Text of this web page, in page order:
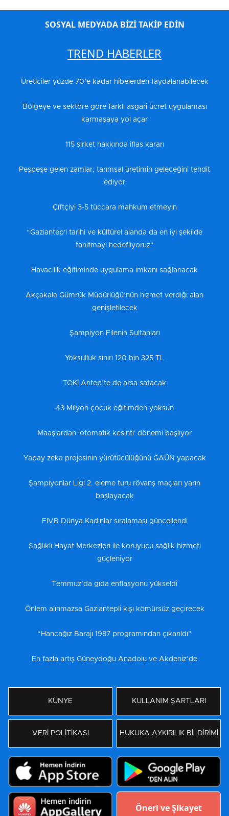
SOSYAL MEDYADA BİZİ TAKİP EDİN
TREND HABERLER
Üreticiler yüzde 70’e kadar hibelerden faydalanabilecek
Bölgeye ve sektöre göre farklı asgari ücret uygulaması
karmaşaya yol açar
115 şirket hakkında iflas kararı
Peşpeşe gelen zamlar, tarımsal üretimin geleceğini tehdit
ediyor
Çiftçiyi 3-5 tüccara mahkum etmeyin
“Gaziantep'i tarihi ve kültürel alanda da en iyi şekilde
tanıtmayı hedefliyoruz"
Havacılık eğitiminde uygulama imkanı sağlanacak
Akçakale Gümrük Müdürlüğü’nün hizmet verdiği alan
genişletilecek
Şampiyon Filenin Sultanları
Yoksulluk sınırı 120 bin 325 TL
TOKİ Antep’te de arsa satacak
43 Milyon çocuk eğitimden yoksun
Maaşlardan 'otomatik kesinti' dönemi başlıyor
Yapay zeka projesinin yürütücülüğünü GAÜN yapacak
Şampiyonlar Ligi 2. eleme turu rövanş maçları yarın
başlayacak
FIVB Dünya Kadınlar sıralaması güncellendi
Sağlıklı Hayat Merkezleri ile koruyucu sağlık hizmeti
güçleniyor
Temmuz’da gıda enflasyonu yükseldi
Önlem alınmazsa Gaziantepli kışı kömürsüz geçirecek
“Hancağız Barajı 1987 programından çıkarıldı”
En fazla artış Güneydoğu Anadolu ve Akdeniz’de
KÜNYE KULLANIM ŞARTLARI
VERİ POLİTİKASI HUKUKA AYKIRILIK BİLDİRİMİ
Öneri ve Şikayet